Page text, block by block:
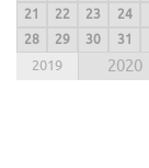
21
22 23 24
28
29 30 31
2019 2020